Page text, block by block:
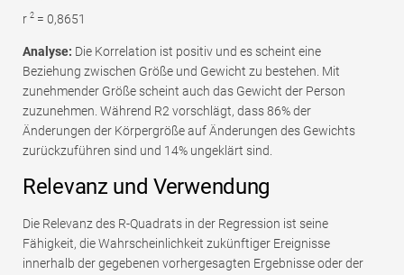
r 2 = 0,8651
Analyse: Die Korrelation ist positiv und es scheint eine
Beziehung zwischen Größe und Gewicht zu bestehen. Mit
zunehmender Größe scheint auch das Gewicht der Person
zuzunehmen. Während R2 vorschlägt, dass 86% der
Änderungen der Körpergröße auf Änderungen des Gewichts
zurückzuführen sind und 14% ungeklärt sind.
Relevanz und Verwendung
Die Relevanz des R-Quadrats in der Regression ist seine
Fähigkeit, die Wahrscheinlichkeit zukünftiger Ereignisse
innerhalb der gegebenen vorhergesagten Ergebnisse oder der